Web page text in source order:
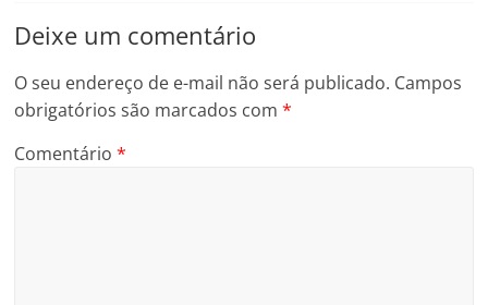
Deixe um comentário
O seu endereço de e-mail não será publicado. Campos
obrigatórios são marcados com*
Comentário*